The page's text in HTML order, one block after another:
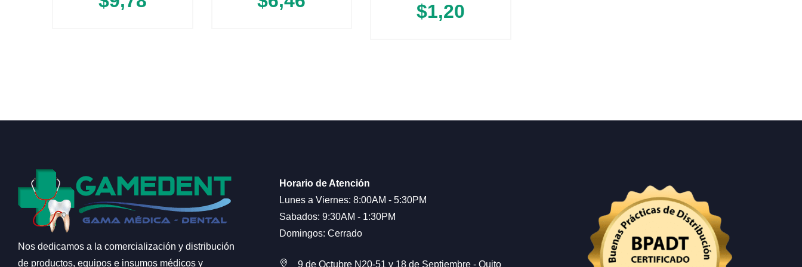
$1,20
Nos dedicamos a la comercialización y distribución
de productos, equipos e insumos médicos y
Horario de Atención
Lunes a Viernes: 8:00AM - 5:30PM
Sabados: 9:30AM - 1:30PM
Domingos: Cerrado
9 de Octubre N20-51 y 18 de Septiembre - Quito